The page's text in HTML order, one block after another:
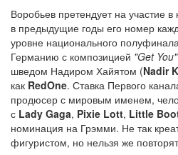
Воробьев претендует на участие
в предыдущие годы его номер
уровне национального
Германию с композицией "Get You"
шведом Надиром Хайятом (Nadir
как RedOne. Ставка Первого
продюсер с мировым именем,
с Lady Gaga, Pixie Lott, Little
номинация на Грэмми. Не так
фигуристом, но нельзя же